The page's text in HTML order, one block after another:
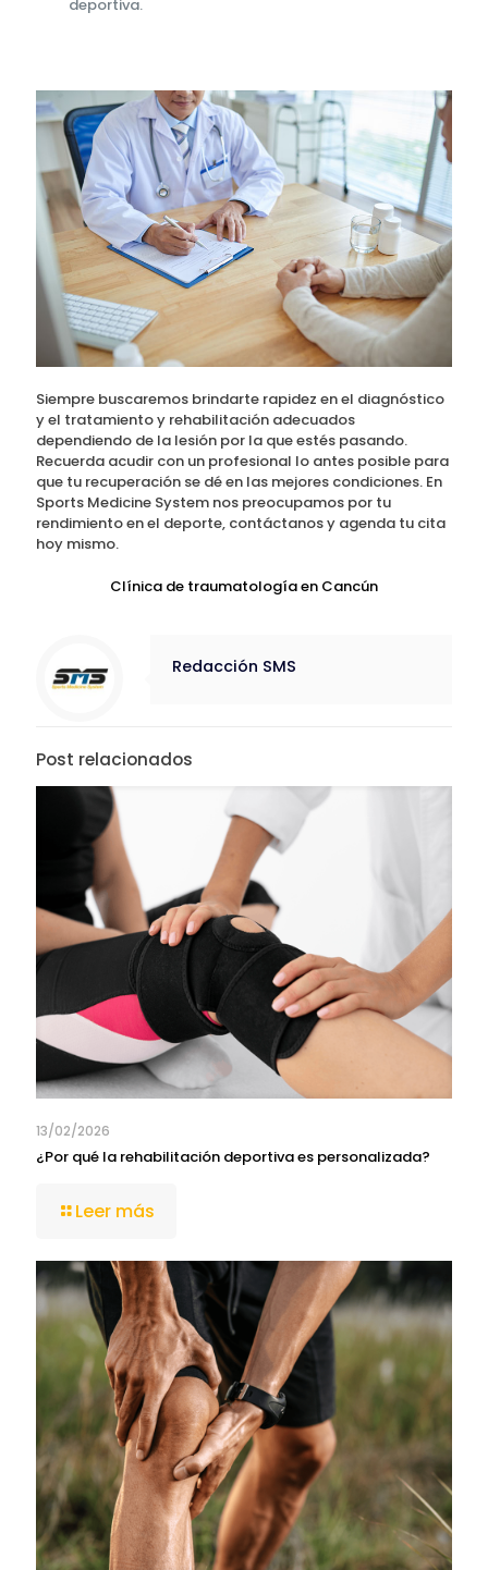
deportiva.
Siempre buscaremos brindarte rapidez en el diagnóstico
y el tratamiento y rehabilitación adecuados
dependiendo de la lesión por la que estés pasando.
Recuerda acudir con un profesional lo antes posible para
que tu recuperación se dé en las mejores condiciones. En
Sports Medicine System nos preocupamos por tu
rendimiento en el deporte, contáctanos y agenda tu cita
hoy mismo.
Clínica de traumatología en Cancún
Redacción SMS
Post relacionados
13/02/2026
¿Por qué la rehabilitación deportiva es personalizada?
Leer más